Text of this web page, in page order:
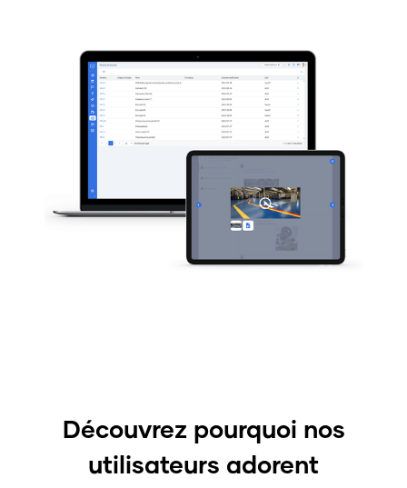
Découvrez pourquoi nos
utilisateurs adorent